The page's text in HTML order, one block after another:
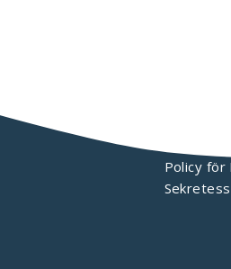
Policy för